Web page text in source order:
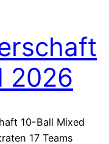
2026
10-Ball Mixed
17 Teams